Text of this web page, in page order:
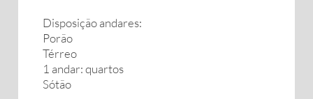
Disposição andares:
Porão
Térreo
1 andar: quartos
Sótão